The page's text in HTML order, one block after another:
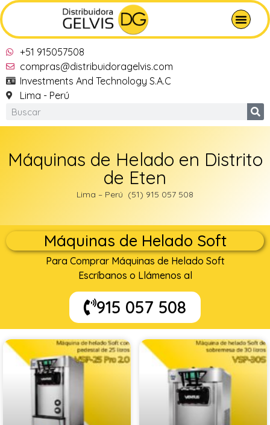
+51 915057508
compras@distribuidoragelvis.com
Investments And Technology S.A.C
Lima - Perú
Máquinas de Helado en Distrito
de Eten
Lima – Perú (51) 915 057 508
Máquinas de Helado Soft
Para Comprar Máquinas de Helado Soft
Escríbanos o Llámenos al
915 057 508